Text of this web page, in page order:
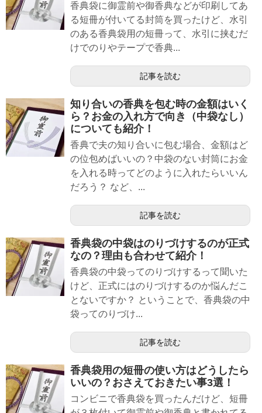
香典袋に御霊前や御香典などが印刷してあ
る短冊が付いてる封筒を買ったけど、水引
のある香典袋用の短冊って、水引に挟むだ
けでのりやテープで香典...
記事を読む
知り合いの香典を包む時の金額はいく
ら？お金の入れ方で向き（中袋なし）
についても紹介！
香典で夫の知り合いに包む場合、金額はど
の位包めばいいの？中袋のない封筒にお金
を入れる時ってどのように入れたらいいん
だろう？ など、...
記事を読む
香典袋の中袋はのりづけするのが正式
なの？理由も合わせて紹介！
香典袋の中袋ってのりづけするって聞いた
けど、正式にはのりづけするのか悩んだこ
とないですか？ ということで、香典袋の中
袋ってのりづけ...
記事を読む
香典袋用の短冊の使い方はどうしたら
いいの？おさえておきたい事3選！
コンビニで香典袋を買ったんだけど、短冊